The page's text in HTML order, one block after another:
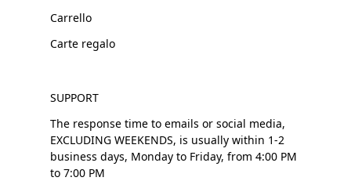
Carrello
Carte regalo
SUPPORT
The response time to emails or social media,
EXCLUDING WEEKENDS, is usually within 1-2
business days, Monday to Friday, from 4:00 PM
to 7:00 PM